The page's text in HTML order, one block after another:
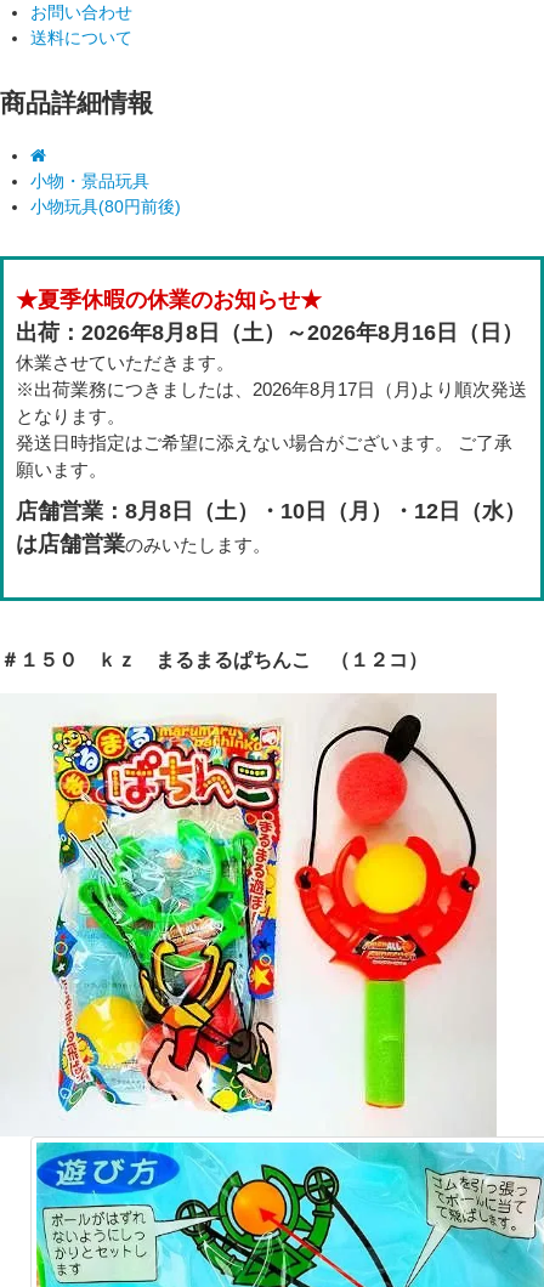
お問い合わせ
送料について
商品詳細情報
小物・景品玩具
小物玩具(80円前後)
★夏季休暇の休業のお知らせ★
出荷：2026年8月8日（土）～2026年8月16日（日）
休業させていただきます。
※出荷業務につきましたは、2026年8月17日（月)より順次発送
となります。
発送日時指定はご希望に添えない場合がございます。 ご了承
願います。
店舗営業：8月8日（土）・10日（月）・12日（水）
は店舗営業のみいたします。
＃１５０ ｋｚ まるまるぱちんこ （１２コ）